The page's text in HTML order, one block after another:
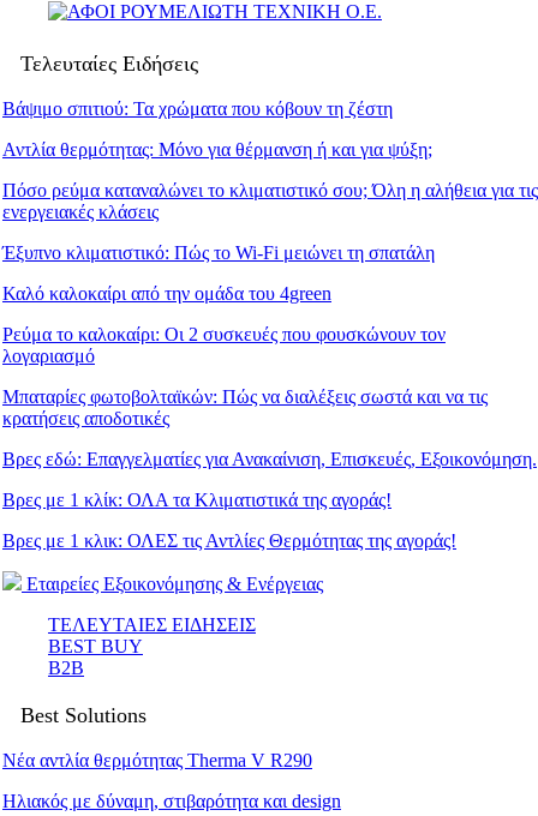
Τελευταίες Ειδήσεις
Βάψιμο σπιτιού: Τα χρώματα που κόβουν τη ζέστη
Αντλία θερμότητας: Μόνο για θέρμανση ή και για ψύξη;
Πόσο ρεύμα καταναλώνει το κλιματιστικό σου; Όλη η αλήθεια για τις
ενεργειακές κλάσεις
Έξυπνο κλιματιστικό: Πώς το Wi-Fi μειώνει τη σπατάλη
Καλό καλοκαίρι από την ομάδα του 4green
Ρεύμα το καλοκαίρι: Οι 2 συσκευές που φουσκώνουν τον
λογαριασμό
Μπαταρίες φωτοβολταϊκών: Πώς να διαλέξεις σωστά και να τις
κρατήσεις αποδοτικές
Βρες εδώ: Eπαγγελματίες για Ανακαίνιση, Επισκευές, Εξοικονόμηση.
Βρες με 1 κλίκ: ΟΛΑ τα Κλιματιστικά της αγοράς!
Βρες με 1 κλικ: ΟΛΕΣ τις Αντλίες Θερμότητας της αγοράς!
Εταιρείες Εξοικονόμησης & Ενέργειας
ΤΕΛΕΥΤΑΙΕΣ ΕΙΔΗΣΕΙΣ
BEST BUY
B2B
Best Solutions
Νέα αντλία θερμότητας Therma V R290
Ηλιακός με δύναμη, στιβαρότητα και design